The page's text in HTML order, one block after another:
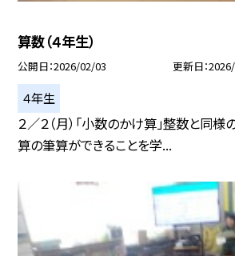
算数（４年生）
公開日 2026/02/03 更新日
４年生
２／２（月）「小数のかけ算」整数と同
算の筆算ができることを学...